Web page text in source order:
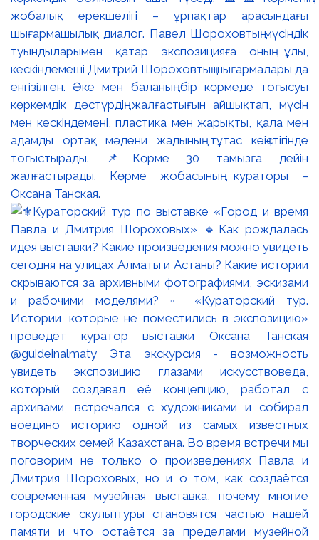
жобалық ерекшелігі – ұрпақтар арасындағы
шығармашылық диалог. Павел Шороховтың мүсіндік
туындыларымен қатар экспозицияға оның ұлы,
кескіндемеші Дмитрий Шороховтың шығармалары да
енгізілген. Әке мен баланың бір көрмеде тоғысуы
көркемдік дәстүрдің жалғастығын айшықтап, мүсін
мен кескіндемені, пластика мен жарықты, қала мен
адамды ортақ мәдени жадының тұтас кеңістігінде
тоғыстырады. 📌Көрме 30 тамызға дейін
жалғастырады. Көрме жобасының кураторы –
Оксана Танская.